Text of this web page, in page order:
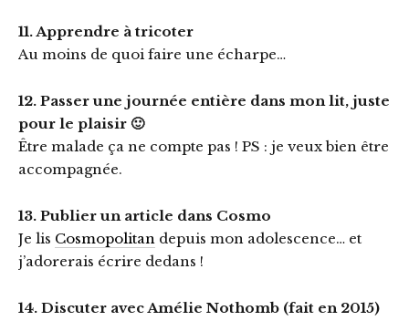
11. Apprendre à tricoter
Au moins de quoi faire une écharpe…
12. Passer une journée entière dans mon lit, juste
pour le plaisir 🙂
Être malade ça ne compte pas ! PS : je veux bien être
accompagnée.
13. Publier un article dans Cosmo
Je lis Cosmopolitan depuis mon adolescence… et
j’adorerais écrire dedans !
14. Discuter avec Amélie Nothomb (fait en 2015)